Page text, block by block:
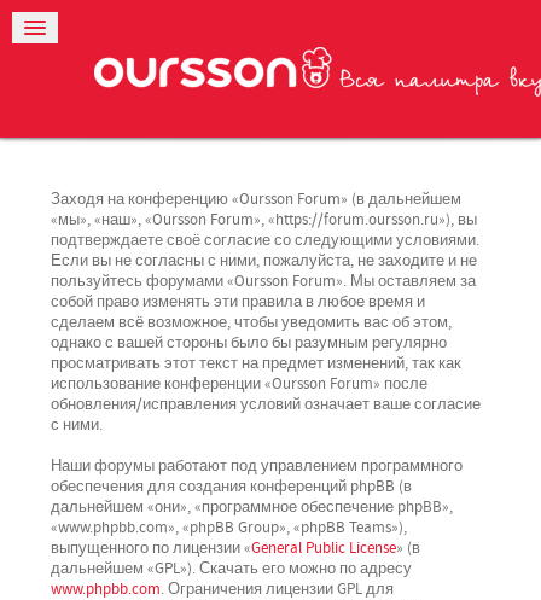
Заходя на конференцию «Oursson Forum» (в дальнейшем
«мы», «наш», «Oursson Forum», «https://forum.oursson.ru»), вы
подтверждаете своё согласие со следующими условиями.
Если вы не согласны с ними, пожалуйста, не заходите и не
пользуйтесь форумами «Oursson Forum». Мы оставляем за
собой право изменять эти правила в любое время и
сделаем всё возможное, чтобы уведомить вас об этом,
однако с вашей стороны было бы разумным регулярно
просматривать этот текст на предмет изменений, так как
использование конференции «Oursson Forum» после
обновления/исправления условий означает ваше согласие
с ними.
Наши форумы работают под управлением программного
обеспечения для создания конференций phpBB (в
дальнейшем «они», «программное обеспечение phpBB»,
«www.phpbb.com», «phpBB Group», «phpBB Teams»),
выпущенного по лицензии «General Public License» (в
дальнейшем «GPL»). Скачать его можно по адресу
www.phpbb.com. Ограничения лицензии GPL для